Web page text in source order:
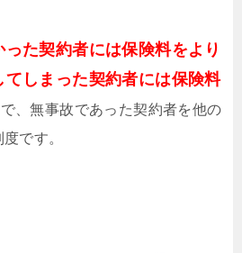
った契約者には保険料をより
しまった契約者には保険料
、無事故であった契約者を他の
です。